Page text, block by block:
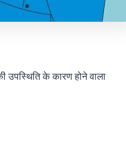
उपस्थिति के कारण होने वाला